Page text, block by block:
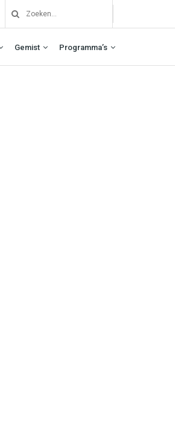
Gemist Programma’s